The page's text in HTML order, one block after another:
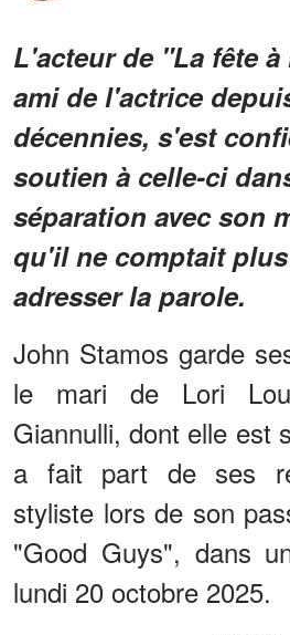
L'acteur de "La fête
ami de l'actrice
décennies, s'est
soutien à celle-ci
séparation avec son
qu'il ne comptait
adresser la parole.
John Stamos garde
le mari de Lori
Giannulli, dont elle est
a fait part de ses
styliste lors de son
"Good Guys", dans
lundi 20 octobre 2025.